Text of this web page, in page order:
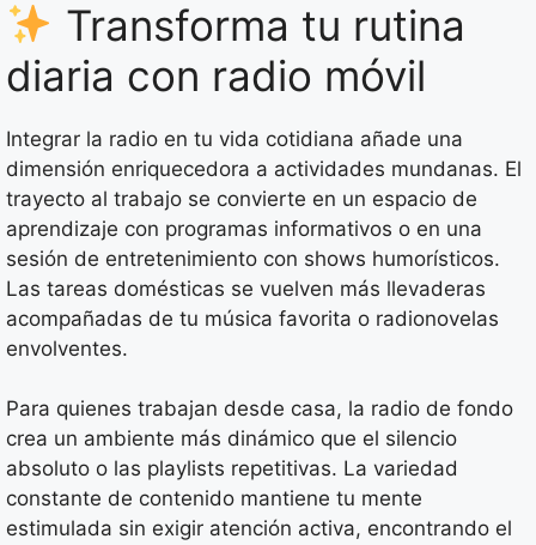
Transforma tu rutina
diaria con radio móvil
Integrar la radio en tu vida cotidiana añade una
dimensión enriquecedora a actividades mundanas. El
trayecto al trabajo se convierte en un espacio de
aprendizaje con programas informativos o en una
sesión de entretenimiento con shows humorísticos.
Las tareas domésticas se vuelven más llevaderas
acompañadas de tu música favorita o radionovelas
envolventes.
Para quienes trabajan desde casa, la radio de fondo
crea un ambiente más dinámico que el silencio
absoluto o las playlists repetitivas. La variedad
constante de contenido mantiene tu mente
estimulada sin exigir atención activa, encontrando el